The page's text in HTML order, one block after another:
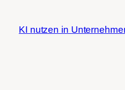
springen
KI nutzen in